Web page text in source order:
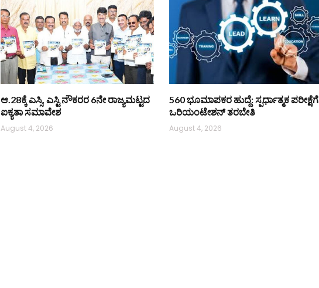
ಆ.28ಕ್ಕೆ ಎಸ್ಸಿ, ಎಸ್ಟಿ ನೌಕರರ 6ನೇ ರಾಜ್ಯಮಟ್ಟದ
ಐಕ್ಯತಾ ಸಮಾವೇಶ
August 4, 2026
560 ಭೂಮಾಪಕರ ಹುದ್ದೆ: ಸ್ಪರ್ಧಾತ್ಮಕ ಪರೀಕ್ಷೆಗೆ
ಒರಿಯಂಟೇಶನ್ ತರಬೇತಿ
August 4, 2026